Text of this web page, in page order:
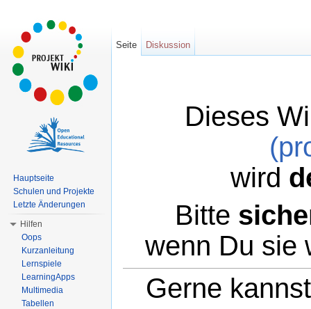
Dieses
wird
Bitte
wenn Du sie
Gerne
Seite Diskussion
Hauptseite
Schulen und Projekte
Letzte Änderungen
Hilfen
Oops
Kurzanleitung
Lernspiele
LearningApps
Multimedia
Tabellen